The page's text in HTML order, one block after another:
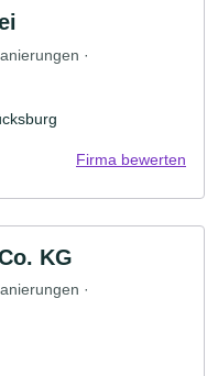
·
Firma bewerten
KG
·